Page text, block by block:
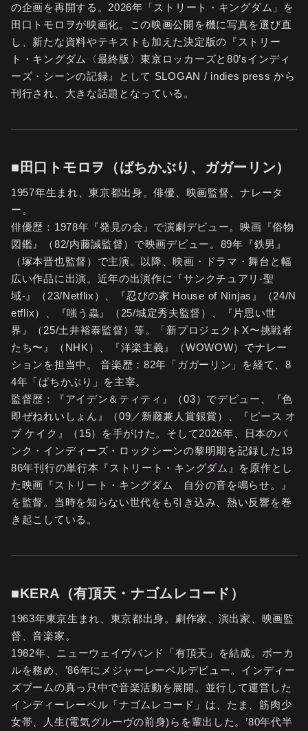
の企画を再開する。2026年「ストリート・キングダム」を
田口トモロヲが映画化。この映画公開を機に写真を選び直
し、新たな資料やテキストも加えた決定版の『ストリー
ト・キングダム〈最終版〉東京ロッカーズと80’sインディ
ーズ・シーンの記録』として SLOGAN / indies press から
刊行され、大きな話題となっている。
■田口トモロヲ（ばちかぶり、ガガーリン）
1957年生まれ、東京都出身。俳優、映画監督、ナレータ
ー。
俳優歴：1978年『発見の会』で演劇デビュー。映画『俗物
図鑑』（82/内藤誠監督）で映画デビュー。89年『鉄男』
（塚本晋也監督）で主演。以降、映画・ドラマ・舞台と幅
広い作品に出演。近年の出演作に『サンクチュアリ-聖
域-』（23/Netflix）、『忍びの家 House of Ninjas』（24/N
etflix）、『嗤う蟲』（25/城定秀夫監督）、『片思い世
界』（25/土井裕泰監督）等。「新プロジェクトX〜挑戦者
たち〜』（NHK）、『洋楽主義』（WOWOW）でナレー
ションを担当中。 音楽歴：82年「ガガーリン」を経て、8
4年「ばちかぶり」を主宰。
監督歴：『アイデン＆ティティ』（03）でデビュー、『色
即ぜねれいしょん』（09／新藤兼人賞銀賞）、『ピース オ
ブ ケイク』（15）を手がけた。そして2026年、日本のパ
ンク・インディーズ・ロックシーンの黎明期を記録した19
86年刊行の単行本『ストリート・キングダム』を原作とし
た映画『ストリート・キングダム 自分の音を鳴らせ。』
を監督。当時を知らない世代をも引き込み、熱い反響を巻
き起こしている。
■KERA（有頂天・ナゴムレコード）
1963年東京生まれ、東京都出身。劇作家、演出家、映画監
督、音楽家。
1982年、ニューウェイヴバンド「有頂天」を結成。ボーカ
ルを務め、’86年にメジャーレーベルデビュー。インディー
ズブームの真っ只中で音楽活動を展開。並行して運営した
インディーレーベル「ナゴムレコード」は、たま、筋肉少
女帯、人生(電気グルーヴの前身)らを輩出した。’80年代半